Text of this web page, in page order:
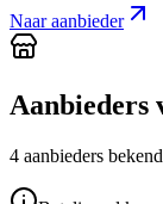
Naar aanbieder
Aanbieders
4 aanbieders